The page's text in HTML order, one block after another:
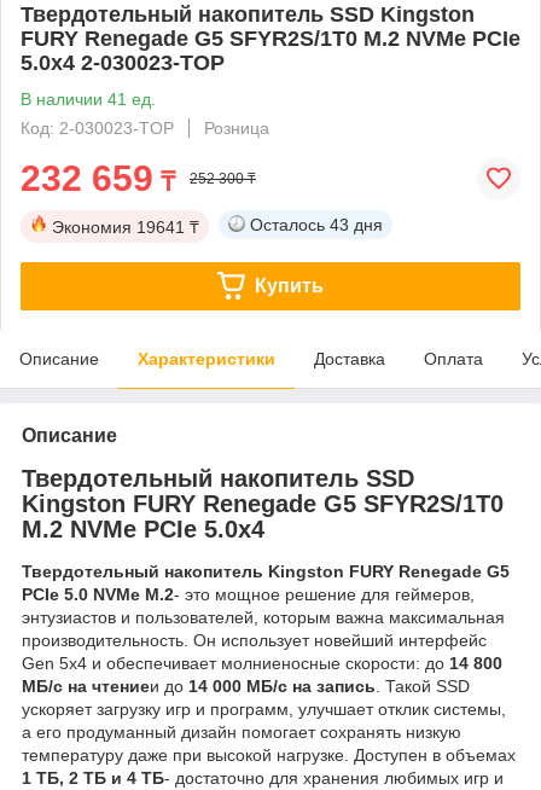
Твердотельный накопитель SSD Kingston
FURY Renegade G5 SFYR2S/1T0 M.2 NVMe PCIe
5.0x4 2-030023-TOP
В наличии 41 ед.
Код: 2-030023-TOP
Розница
232 659 ₸ 252 300 ₸
Экономия 19641 ₸ Осталось 43 дня
Купить
Описание Характеристики Доставка Оплата
Описание
Твердотельный накопитель SSD
Kingston FURY Renegade G5 SFYR2S/1T0
M.2 NVMe PCIe 5.0x4
Твердотельный накопитель Kingston FURY Renegade G5
PCIe 5.0 NVMe M.2- это мощное решение для геймеров,
энтузиастов и пользователей, которым важна максимальная
производительность. Он использует новейший интерфейс
Gen 5x4 и обеспечивает молниеносные скорости: до 14 800
МБ/с на чтениеи до 14 000 МБ/с на запись. Такой SSD
ускоряет загрузку игр и программ, улучшает отклик системы,
а его продуманный дизайн помогает сохранять низкую
температуру даже при высокой нагрузке. Доступен в объемах
1 ТБ, 2 ТБ и 4 ТБ- достаточно для хранения любимых игр и